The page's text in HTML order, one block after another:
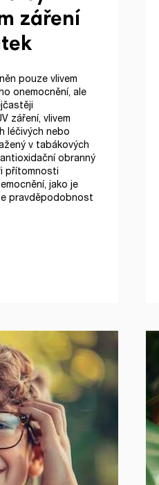
záření
pouze vlivem
onemocnění, ale
záření, vlivem
léčivých nebo
v tabákových
obranný
přítomnosti
jako je
pravděpodobnost